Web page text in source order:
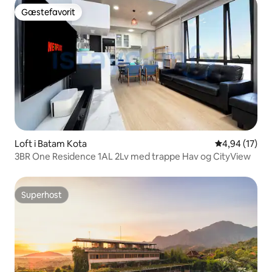
Gæstefavorit
Gæstefavorit
Loft i Batam Kota 4,94 ud af 5
4,94 (17)
3BR One Residence 1AL 2Lv med trappe Hav og CityView
Superhost
Superhost